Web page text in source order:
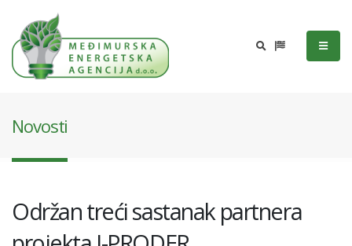
Novosti
Održan treći sastanak partnera